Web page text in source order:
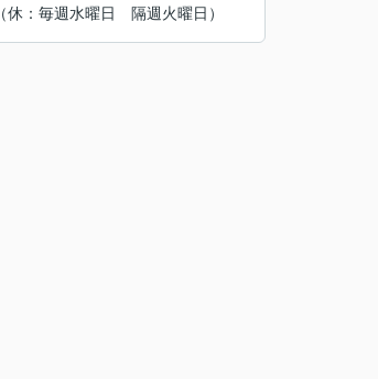
（休：毎週水曜日 隔週火曜日）